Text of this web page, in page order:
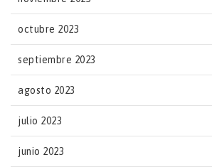
octubre 2023
septiembre 2023
agosto 2023
julio 2023
junio 2023